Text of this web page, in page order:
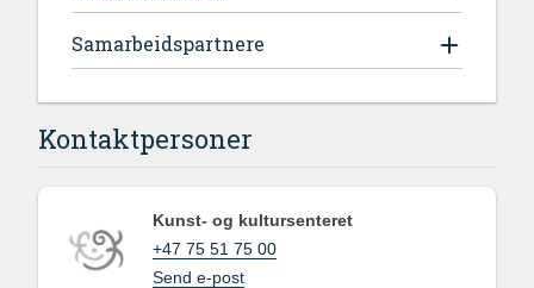
Samarbeidspartnere
Kontaktpersoner
Kunst- og kultursenteret
+47 75 51 75 00
Send e-post